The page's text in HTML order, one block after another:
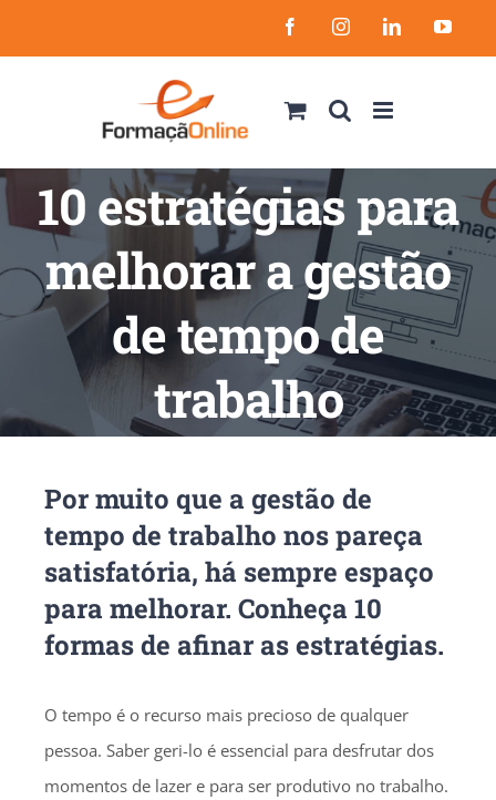
to
FacebookInstagramLinkedIn
10 estratégias para
melhorar a gestão
de tempo de
trabalho
Por muito que a gestão de
tempo de trabalho nos pareça
satisfatória, há sempre espaço
para melhorar. Conheça 10
formas de afinar as estratégias.
O tempo é o recurso mais precioso de qualquer
pessoa. Saber geri-lo é essencial para desfrutar dos
momentos de lazer e para ser produtivo no trabalho.